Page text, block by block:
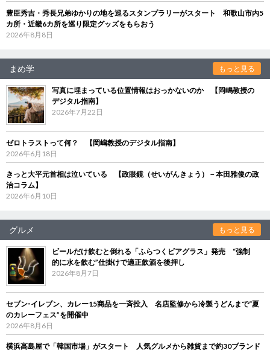
豊臣秀吉・秀長兄弟ゆかりの地を巡るスタンプラリーがスタート 和歌山市内5
カ所・近畿6カ所を巡り限定グッズをもらおう
2026年8月8日
まめ学 もっと見る
写真に埋まっている位置情報はおっかないのか 【岡嶋教授の
デジタル指南】
2026年7月22日
ゼロトラストって何？ 【岡嶋教授のデジタル指南】
2026年6月18日
きっと大平元首相は泣いている 【政眼鏡（せいがんきょう）－本田雅俊の政
治コラム】
2026年6月10日
グルメ もっと見る
ビールだけ飲むと倒れる「ふらつくビアグラス」発売 “強制
的に水を飲む”仕掛けで適正飲酒を後押し
2026年8月7日
セブン‐イレブン、カレー15商品を一斉投入 名店監修から冷製うどんまで“夏
のカレーフェス”を開催中
2026年8月6日
横浜高島屋で「韓国市場」がスタート 人気グルメから雑貨まで約30ブランド